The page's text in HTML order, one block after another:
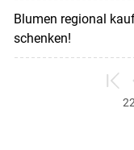
Blumen regional
schenken!
zum